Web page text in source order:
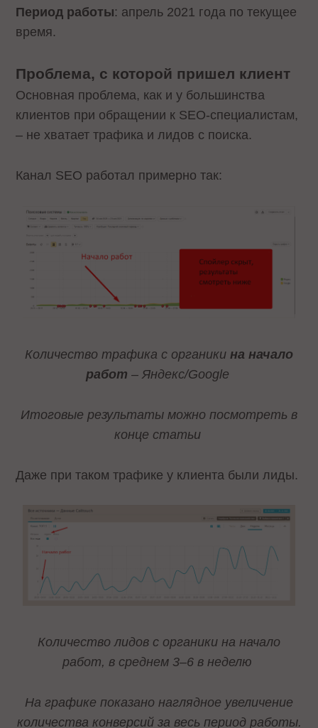
Период работы: апрель 2021 года по текущее
время.
Проблема, с которой пришел клиент
Основная проблема, как и у большинства
клиентов при обращении к SEO-специалистам,
– не хватает трафика и лидов с поиска.
Канал SEO работал примерно так:
Количество трафика с органики на начало
работ – Яндекс/Google
Итоговые результаты можно посмотреть в
конце статьи
Даже при таком трафике у клиента были лиды.
Количество лидов с органики на начало
работ, в среднем 3–6 в неделю
На графике показано наглядное увеличение
количества конверсий за весь период работы.